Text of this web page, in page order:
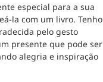
especial para a sua
la com um livro. Tenho
pelo gesto
presente que pode ser
alegria e inspiração